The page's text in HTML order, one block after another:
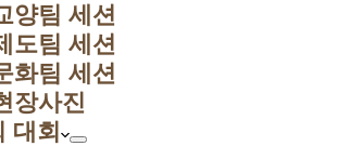
양팀 세션
도팀 세션
화팀 세션
장사진
대회